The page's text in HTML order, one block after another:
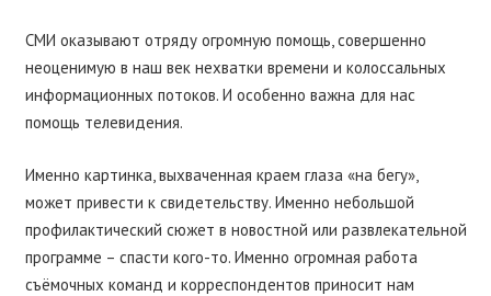
СМИ оказывают отряду огромную помощь, совершенно
неоценимую в наш век нехватки времени и колоссальных
информационных потоков. И особенно важна для нас
помощь телевидения.
Именно картинка, выхваченная краем глаза «на бегу»,
может привести к свидетельству. Именно небольшой
профилактический сюжет в новостной или развлекательной
программе – спасти кого-то. Именно огромная работа
съёмочных команд и корреспондентов приносит нам